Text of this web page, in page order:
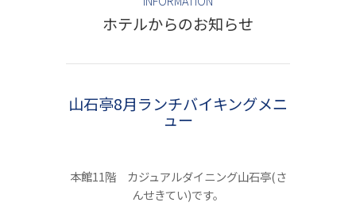
ホテルからのお知らせ
山石亭8月ランチバイキングメニ
ュー
本館11階 カジュアルダイニング山石亭(さ
んせきてい)です。